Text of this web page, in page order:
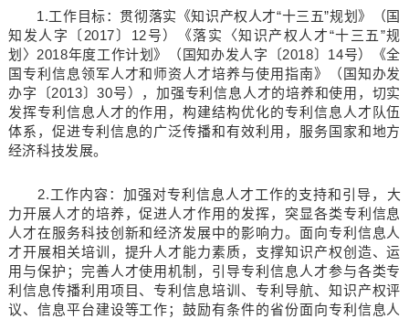
1.工作目标：贯彻落实《知识产权人才“十三五”规划》（国
知发人字〔2017〕12号）《落实〈知识产权人才“十三五”规
划〉2018年度工作计划》（国知办发人字〔2018〕14号）《全
国专利信息领军人才和师资人才培养与使用指南》（国知办发
办字〔2013〕30号），加强专利信息人才的培养和使用，切实
发挥专利信息人才的作用，构建结构优化的专利信息人才队伍
体系，促进专利信息的广泛传播和有效利用，服务国家和地方
经济科技发展。
2.工作内容：加强对专利信息人才工作的支持和引导，大
力开展人才的培养，促进人才作用的发挥，突显各类专利信息
人才在服务科技创新和经济发展中的影响力。面向专利信息人
才开展相关培训，提升人才能力素质，支撑知识产权创造、运
用与保护；完善人才使用机制，引导专利信息人才参与各类专
利信息传播利用项目、专利信息培训、专利导航、知识产权评
议、信息平台建设等工作；鼓励有条件的省份面向专利信息人